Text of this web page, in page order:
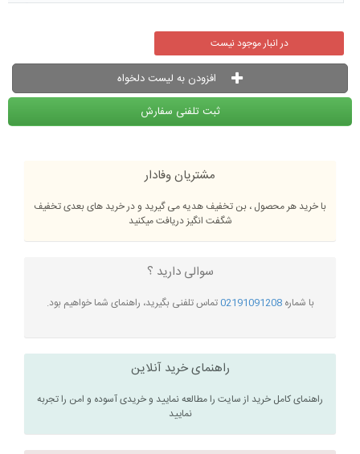
در انبار موجود نیست
افزودن به لیست دلخواه
ثبت تلفنی سفارش
مشتریان وفادار
با خرید هر محصول ، بن تخفیف هدیه می گیرید و در خرید های بعدی تخفیف
شگفت انگیز دریافت میکنید
سوالی دارید ؟
با شماره02191091208تماس تلفنی بگیرید، راهنمای شما خواهیم بود.
راهنمای خرید آنلاین
راهنمای کامل خرید از سایت را مطالعه نمایید و خریدی آسوده و امن را تجربه
نمایید